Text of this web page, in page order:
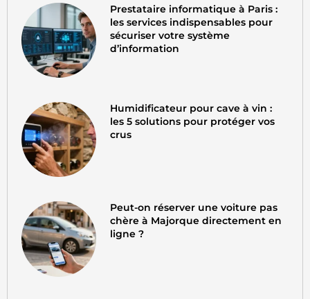
Prestataire informatique à Paris :
les services indispensables pour
sécuriser votre système
d’information
Humidificateur pour cave à vin :
les 5 solutions pour protéger vos
crus
Peut-on réserver une voiture pas
chère à Majorque directement en
ligne ?